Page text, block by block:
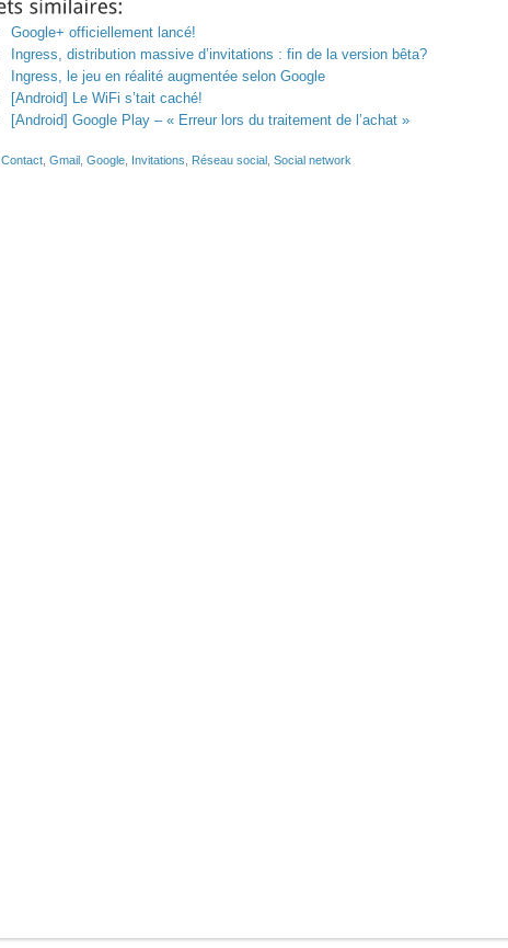
Google+ officiellement lancé!
Ingress, distribution massive d’invitations : fin de la version bêta?
Ingress, le jeu en réalité augmentée selon Google
[Android] Le WiFi s’tait caché!
[Android] Google Play – « Erreur lors du traitement de l’achat »
Contact Gmail Google Invitations Réseau social Social network